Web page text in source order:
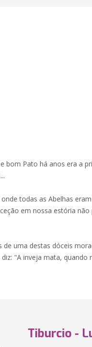
bom Pato há anos era a
todas as Abelhas eram
em nossa estória não
uma destas dóceis
"A inveja mata, quando
Tiburcio -